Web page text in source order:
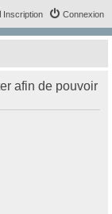
Connexion
Inscription
afin de pouvoir